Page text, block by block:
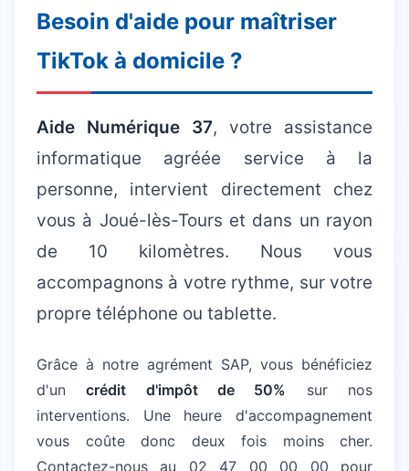
Besoin d'aide pour maîtriser
TikTok à domicile ?
Aide Numérique 37, votre assistance
informatique agréée service à la
personne, intervient directement chez
vous à Joué-lès-Tours et dans un rayon
de 10 kilomètres. Nous vous
accompagnons à votre rythme, sur votre
propre téléphone ou tablette.
Grâce à notre agrément SAP, vous bénéficiez
d'uncrédit d'impôt de 50% sur nos
interventions. Une heure d'accompagnement
vous coûte donc deux fois moins cher.
Contactez-nous au 02 47 00 00 00 pour